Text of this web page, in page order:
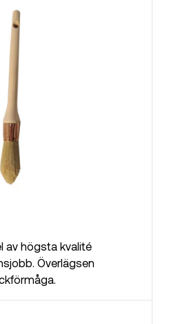
av högsta kvalité
Överlägsen